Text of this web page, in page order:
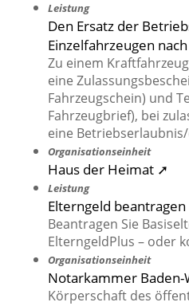
Leistung
Den Ersatz der
Einzelfahrzeugen
Zu einem
eine
Fahrzeugschein) und
Fahrzeugbrief), bei
eine
Organisationseinheit
Haus der Heimat ➚
Leistung
Elterngeld
Beantragen Sie
ElterngeldPlus – oder
Organisationseinheit
Notarkammer
Körperschaft des